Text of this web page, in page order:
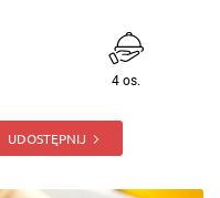
4 os.
UDOSTĘPNIJ